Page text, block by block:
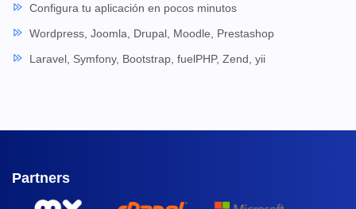
Configura tu aplicación en pocos minutos
Wordpress, Joomla, Drupal, Moodle, Prestashop
Laravel, Symfony, Bootstrap, fuelPHP, Zend, yii
Partners